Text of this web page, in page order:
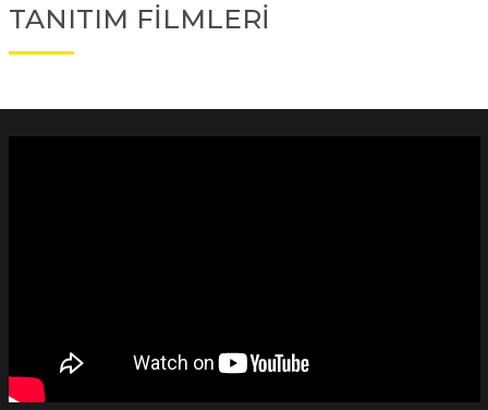
TANITIM FİLMLERİ